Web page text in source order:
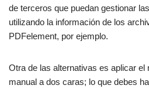
de terceros que puedan gestionar
utilizando la información de los
PDFelement, por ejemplo.
Otra de las alternativas es aplicar el
manual a dos caras; lo que debes